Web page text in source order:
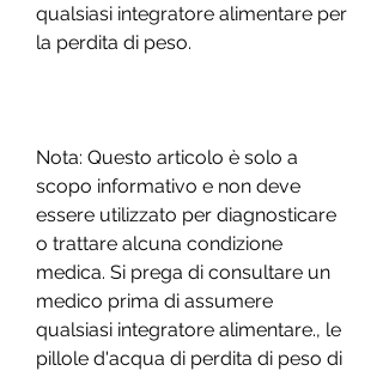
qualsiasi integratore alimentare per
la perdita di peso.
Nota: Questo articolo è solo a
scopo informativo e non deve
essere utilizzato per diagnosticare
o trattare alcuna condizione
medica. Si prega di consultare un
medico prima di assumere
qualsiasi integratore alimentare., le
pillole d'acqua di perdita di peso di